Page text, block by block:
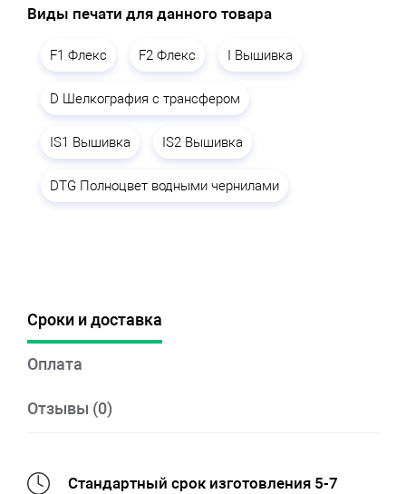
Виды печати для данного товара
F1 Флекс F2 Флекс I Вышивка
D Шелкография с трансфером
IS1 Вышивка IS2 Вышивка
DTG Полноцвет водными чернилами
Сроки и доставка
Оплата
Отзывы (0)
Стандартный срок изготовления 5-7